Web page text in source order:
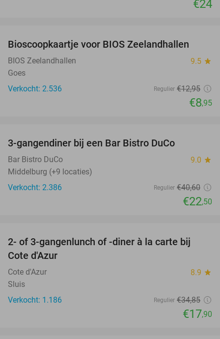
€24
Bioscoopkaartje voor BIOS Zeelandhallen
BIOS Zeelandhallen 9.5 star
Goes
Verkocht: 2.536
Regulier €12,95
€8,95
3-gangendiner bij een Bar Bistro DuCo
Bar Bistro DuCo 9.0 star
Middelburg (+9 locaties)
Verkocht: 2.386
Regulier €40,60
€22,50
49%
2- of 3-gangenlunch of -diner à la carte bij
Cote d'Azur
Cote d'Azur 8.9 star
Sluis
Verkocht: 1.186
Regulier €34,85
€17,90